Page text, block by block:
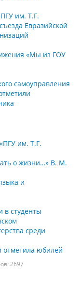
им. Т.Г.
Евразийской
«Мы из ГОУ
самоуправления
им. Т.Г.
о жизни…» В. М.
и
в студенты
среди
отметила юбилей
2697